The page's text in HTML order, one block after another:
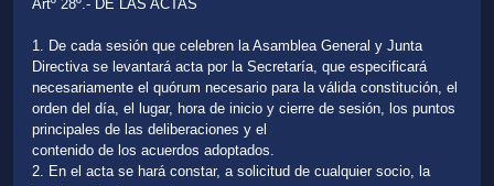
Artº 28º.- DE LAS ACTAS
1. De cada sesión que celebren la Asamblea General y Junta
Directiva se levantará acta por la Secretaría, que especificará
necesariamente el quórum necesario para la válida constitución, el
orden del día, el lugar, hora de inicio y cierre de sesión, los puntos
principales de las deliberaciones y el
contenido de los acuerdos adoptados.
2. En el acta se hará constar, a solicitud de cualquier socio, la